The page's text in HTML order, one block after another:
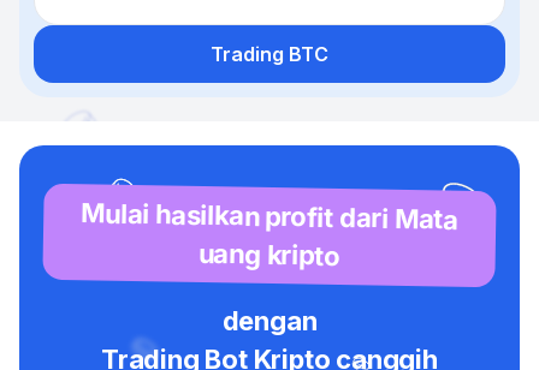
Trading BTC
Mulai hasilkan profit dari Mata
uang kripto
dengan
Trading Bot Kripto canggih